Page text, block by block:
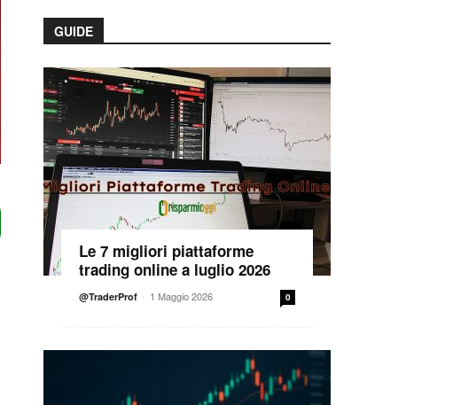
GUIDE
Le 7 migliori piattaforme
trading online a luglio 2026
@TraderProf - 1 Maggio 2026 0